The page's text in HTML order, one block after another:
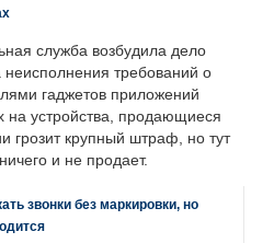
служба возбудила дело
неисполнения требований о
гаджетов приложений
на устройства, продающиеся
грозит крупный штраф, но тут
и не продает.
звонки без маркировки, но